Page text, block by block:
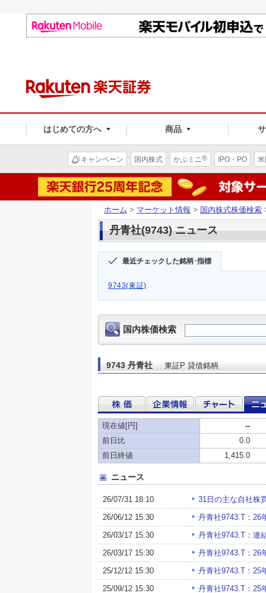
はじめての方へ 商品
キャンペーン 国内株式 かぶミニ® IPO・PO
ホーム > マーケット情報 > 国内株式株価検索
丹青社(9743) ニュース
最近チェックした銘柄･指標
9743(東証)